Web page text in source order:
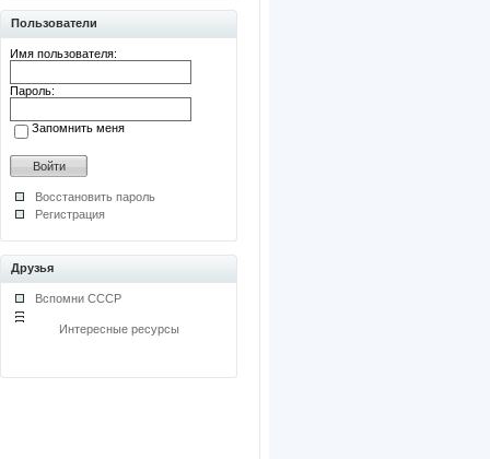
Пользователи
Имя пользователя:
Пароль:
Запомнить меня
Восстановить пароль
Регистрация
Друзья
Вспомни СССР
Интересные ресурсы